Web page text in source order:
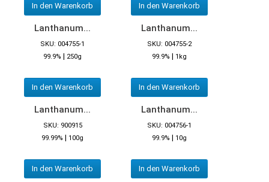
In den Warenkorb In den Warenkorb
Lanthanum...
SKU: 004755-1
99.9% | 250g
In den Warenkorb
Lanthanum...
SKU: 004755-2
99.9% | 1kg
In den Warenkorb
Lanthanum...
SKU: 900915
99.99% | 100g
In den Warenkorb
Lanthanum...
SKU: 004756-1
99.9% | 10g
In den Warenkorb